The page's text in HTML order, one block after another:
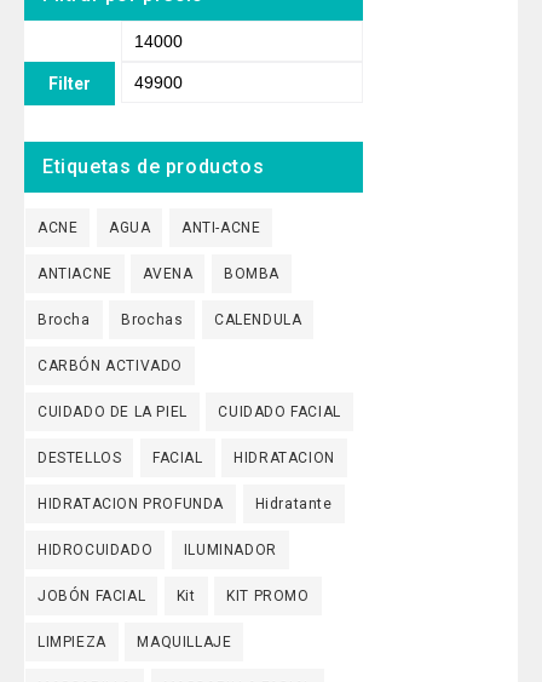
Filter
Etiquetas de productos
ACNE AGUA ANTI-ACNE
ANTIACNE AVENA BOMBA
Brocha Brochas CALENDULA
CARBÓN ACTIVADO
CUIDADO DE LA PIEL CUIDADO FACIAL
DESTELLOS FACIAL HIDRATACION
HIDRATACION PROFUNDA Hidratante
HIDROCUIDADO ILUMINADOR
JOBÓN FACIAL Kit KIT PROMO
LIMPIEZA MAQUILLAJE